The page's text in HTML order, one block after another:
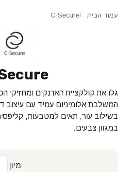
עמוד הבית C-Secure
המשלבת אלומיניום עמיד עם עיצוב
במגוון צבעים.
מיון